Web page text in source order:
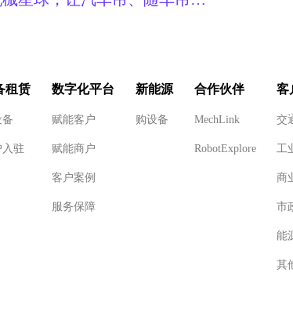
租赁
驻
数字化平台
赋能客户
赋能商户
客户案例
服务保障
新能源
购设备
合作伙伴
MechLink
RobotExplore
客
交
工
商
市
能
其